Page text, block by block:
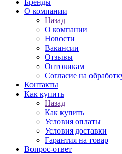
Бренды
О компании
Назад
О компании
Новости
Вакансии
Отзывы
Оптовикам
Cогласие на
Контакты
Как купить
Назад
Как купить
Условия оплаты
Условия доставки
Гарантия на товар
Вопрос-ответ